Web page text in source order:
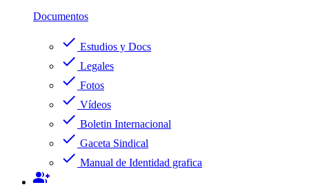
Documentos
check Estudios y Docs
check Legales
check Fotos
check Vídeos
check Boletin Internacional
check Gaceta Sindical
check Manual de Identidad grafica
group_add